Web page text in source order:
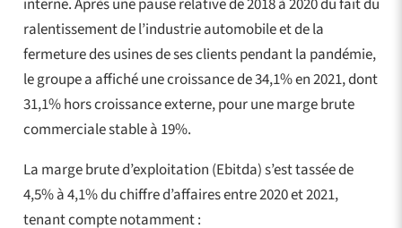
interne. Après une pause relative de 2018 à 2020 du fait du
ralentissement de l’industrie automobile et de la
fermeture des usines de ses clients pendant la pandémie,
le groupe a affiché une croissance de 34,1% en 2021, dont
31,1% hors croissance externe, pour une marge brute
commerciale stable à 19%.
La marge brute d’exploitation (Ebitda) s’est tassée de
4,5% à 4,1% du chiffre d’affaires entre 2020 et 2021,
tenant compte notamment :